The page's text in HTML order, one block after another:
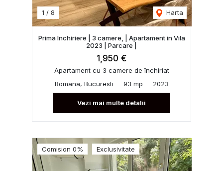
1 / 8 Harta
Prima Inchiriere | 3 camere, | Apartament in Vila
2023 | Parcare |
1,950 €
Apartament cu 3 camere de închiriat
Romana, Bucuresti
93 mp 2023
Vezi mai multe detalii
Comision 0% Exclusivitate